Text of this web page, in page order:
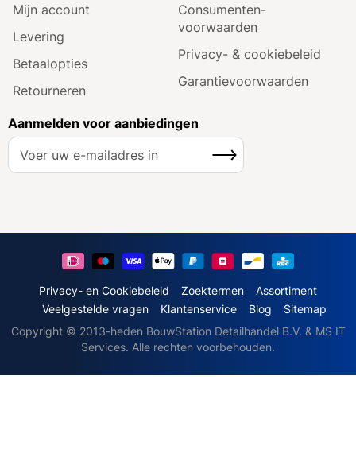
Mijn account
Levering
Betaalopties
Retourneren
Consumenten­
voorwaarden
Privacy- & cookiebeleid
Garantie­voorwaarden
Aanmelden voor aanbiedingen
A
e
o
z
Inschrijven
Privacy- en Cookiebeleid Zoektermen
Assortiment
Veelgestelde vragen
Klantenservice Blog
Sitemap
Copyright © 2013-heden BouwStation Detailhandel B.V. & MS IT
Services. Alle rechten voorbehouden.